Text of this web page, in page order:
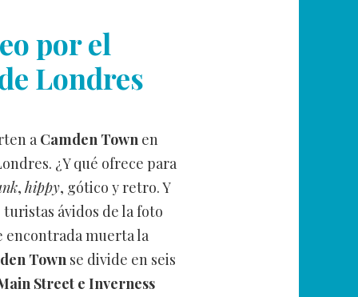
por el
Londres
a Camden Town en
¿Y qué ofrece para
, hippy, gótico y retro. Y
ávidos de la foto
encontrada muerta la
Town se divide en seis
Street e Inverness